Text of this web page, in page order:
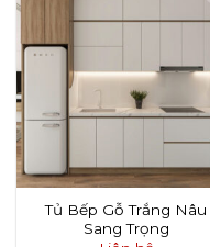
Tủ Bếp Gỗ Trắng Nâu
Sang Trọng